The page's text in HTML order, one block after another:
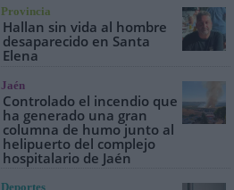
Provincia
Hallan sin vida al hombre
desaparecido en Santa
Elena
Jaén
Controlado el incendio que
ha generado una gran
columna de humo junto al
helipuerto del complejo
hospitalario de Jaén
Deportes